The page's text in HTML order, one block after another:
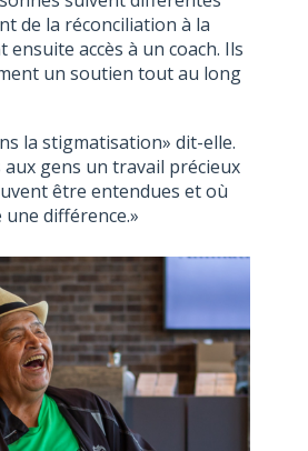
de la réconciliation à la
ensuite accès à un coach. Ils
un soutien tout au long
la stigmatisation» dit-elle.
gens un travail précieux
être entendues et où
différence.»